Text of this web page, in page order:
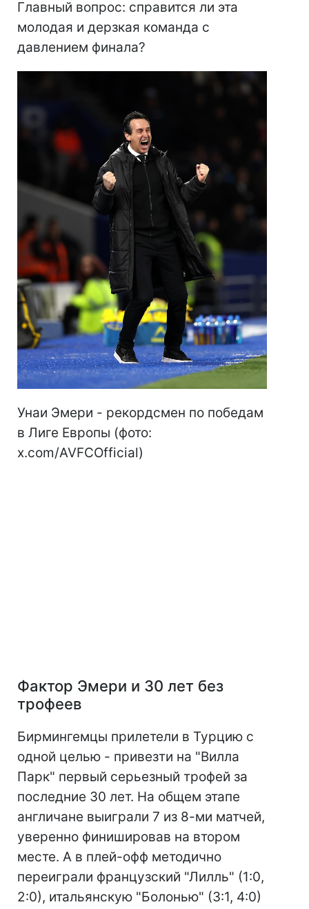
Главный вопрос: справится ли эта
молодая и дерзкая команда с
давлением финала?
Унаи Эмери - рекордсмен по победам
в Лиге Европы (фото:
x.com/AVFCOfficial)
Фактор Эмери и 30 лет без
трофеев
Бирмингемцы прилетели в Турцию с
одной целью - привезти на "Вилла
Парк" первый серьезный трофей за
последние 30 лет. На общем этапе
англичане выиграли 7 из 8-ми матчей,
уверенно финишировав на втором
месте. А в плей-офф методично
переиграли французский "Лилль" (1:0,
2:0), итальянскую "Болонью" (3:1, 4:0)